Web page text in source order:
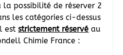
la possibilité de réserver 2
les catégories ci-dessus
eststrictement réservé au
Chimie France :